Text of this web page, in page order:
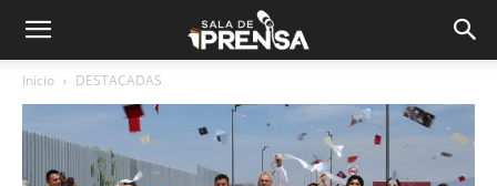
Inicio DESTACADAS